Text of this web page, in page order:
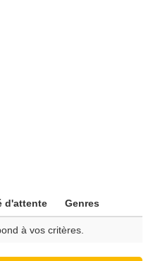
d'attente Genres
à vos critères.